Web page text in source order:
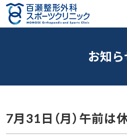
お知ら
7月31日（月）午前は